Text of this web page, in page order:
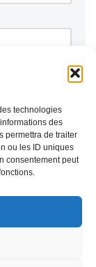
technologies
des
permettra de traiter
ou les ID uniques
consentement peut